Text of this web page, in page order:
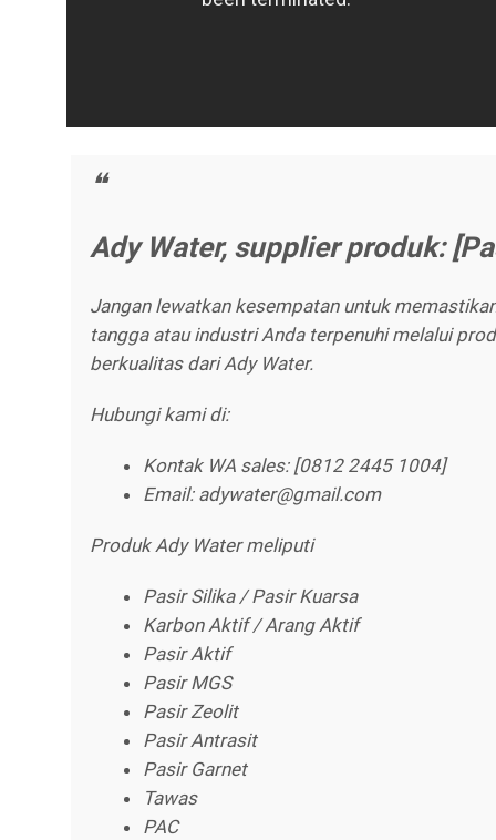
Ady Water, supplier produk:
Jangan lewatkan kesempatan untuk
tangga atau industri Anda terpenuhi melalui
berkualitas dari Ady Water.
Hubungi kami di:
Kontak WA sales: [0812 2445 1004]
Email: adywater@gmail.com
Produk Ady Water meliputi
Pasir Silika / Pasir Kuarsa
Karbon Aktif / Arang Aktif
Pasir Aktif
Pasir MGS
Pasir Zeolit
Pasir Antrasit
Pasir Garnet
Tawas
PAC